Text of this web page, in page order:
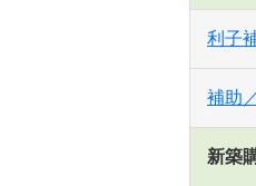
利子
補助
新築